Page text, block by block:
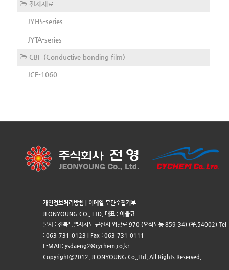
전자재료
JYHS-series
JYTA-series
CBF (Conductive bonding film)
JCF-1060
개인정보처리방침
이메일 무단수집거부
JEONYOUNG CO., LTD. 대표 : 이을규
본사 : 전북특별자치도 군산시 외항로 970 (오식도동 859-34) (우.54002) Tel
: 063-731-0123 | Fax : 063-731-0111
E-MAIL: ysdaeng2@cychem.co.kr
Copyrightⓒ2012. JEONYOUNG Co.,Ltd. All Rights Reserved.